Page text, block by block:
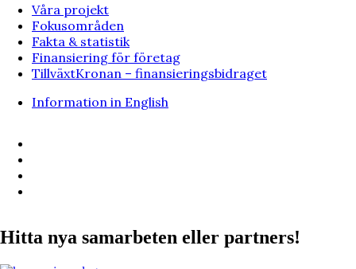
Våra projekt
Fokusområden
Fakta & statistik
Finansiering för företag
TillväxtKronan – finansieringsbidraget
Information in English
Hitta nya samarbeten eller partners!